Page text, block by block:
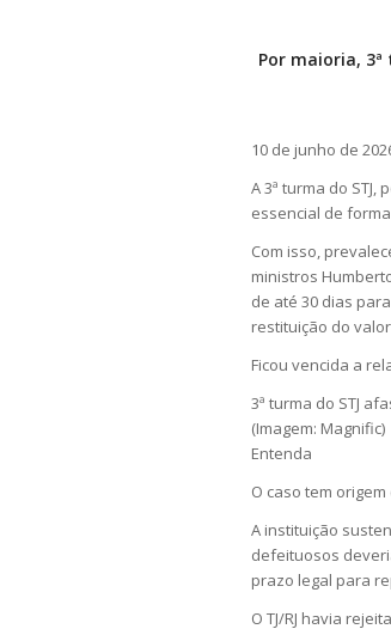
Por maioria,
10 de junho de
A 3ª turma do
essencial de
Com isso,
ministros
de até 30 dias
restituição do
Ficou vencida a
3ª turma do STJ
(Imagem: Magnific)
Entenda
O caso tem
A instituição
defeituosos
prazo legal para
O TJ/RJ havia